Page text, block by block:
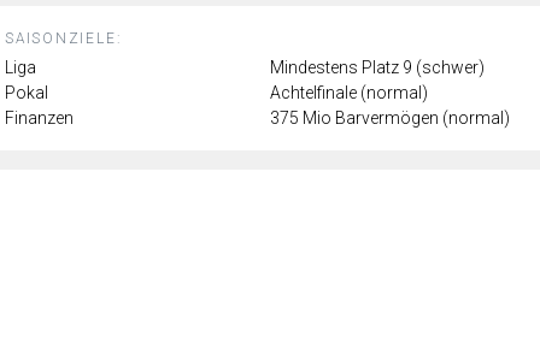
SAISONZIELE:
Liga
Mindestens Platz 9 (schwer)
Pokal
Achtelfinale (normal)
Finanzen
375 Mio Barvermögen (normal)